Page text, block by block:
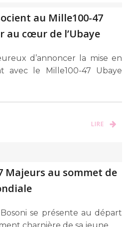
au Mille100-47
au cœur de l’Ubaye
d’annoncer la mise en
avec le Mille100-47 Ubaye
LIRE
Majeurs au sommet de
se présente au départ